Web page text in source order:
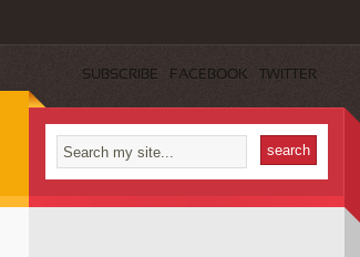
SUBSCRIBE FACEBOOK TWITTER